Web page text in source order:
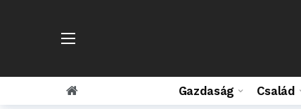
Gazdaság Család